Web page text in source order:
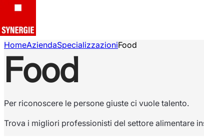
HomeAziendaSpecializzazioniFood
Food
Per riconoscere le persone giuste ci vuole talento.
Trova i migliori professionisti del settore alimentare